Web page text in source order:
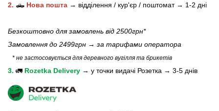
2. 🛻 Нова пошта → відділення / кур'єр / поштомат → 1-2 дні
Безкоштовно для замовлень від 2500грн*
Замовлення до 2499грн → за тарифами оператора
* не застосовується для деревного вугілля та брикетів
3. 🚛 Rozetka Delivery → у точки видачі Розетка → 3-5 днів